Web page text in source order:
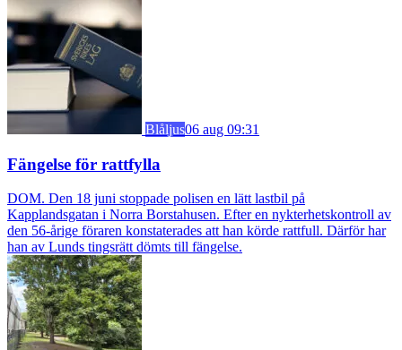
Blåljus06 aug 09:31
Fängelse för rattfylla
DOM. Den 18 juni stoppade polisen en lätt lastbil på
Kapplandsgatan i Norra Borstahusen. Efter en nykterhetskontroll av
den 56-årige föraren konstaterades att han körde rattfull. Därför har
han av Lunds tingsrätt dömts till fängelse.